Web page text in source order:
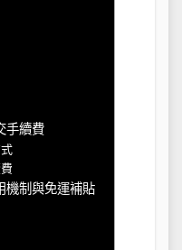
手續費
機制與免運補貼